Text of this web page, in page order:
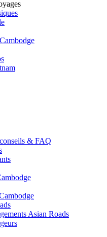
& FAQ
Asian Roads